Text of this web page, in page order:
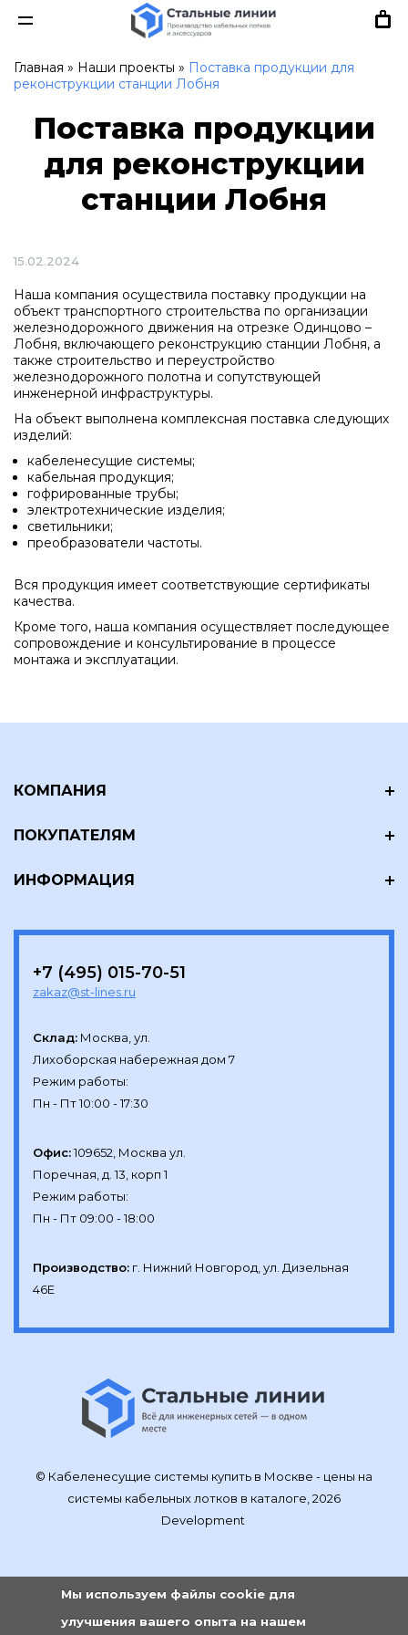
Главная » Наши проекты » Поставка продукции для
реконструкции станции Лобня
Поставка продукции
для реконструкции
станции Лобня
15.02.2024
Наша компания осуществила поставку продукции на
объект транспортного строительства по организации
железнодорожного движения на отрезке Одинцово –
Лобня, включающего реконструкцию станции Лобня, а
также строительство и переустройство
железнодорожного полотна и сопутствующей
инженерной инфраструктуры.
На объект выполнена комплексная поставка следующих
изделий:
кабеленесущие системы;
кабельная продукция;
гофрированные трубы;
электротехнические изделия;
светильники;
преобразователи частоты.
Вся продукция имеет соответствующие сертификаты
качества.
Кроме того, наша компания осуществляет последующее
сопровождение и консультирование в процессе
монтажа и эксплуатации.
КОМПАНИЯ
ПОКУПАТЕЛЯМ
ИНФОРМАЦИЯ
+7 (495) 015-70-51
zakaz@st-lines.ru
Склад: Москва, ул.
Лихоборская набережная дом 7
Режим работы:
Офис:109652, Москва ул.
Поречная, д. 13, корп 1
Режим работы:
Производство: г. Нижний Новгород, ул. Дизельная
46Е
© Кабеленесущие системы купить в Москве - цены на
системы кабельных лотков в каталоге, 2026
Development
Мы используем файлы cookie для
улучшения вашего опыта на нашем